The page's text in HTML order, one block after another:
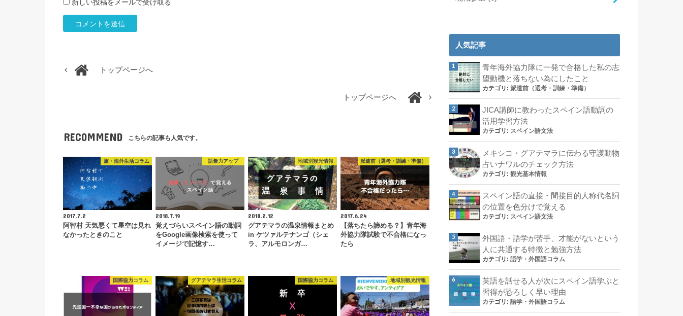
新しい投稿をメールで受け取る
トップページへ
トップページへ
RECOMMEND こちらの記事も人気です。
旅・海外生活コラム
2017.7.2
阿智村 天気悪くて星空は見れ
なかったときのこと
語彙力アップ
2018.7.19
覚えづらいスペイン語の動詞
をGoogle画像検索を使って
イメージで記憶す…
地域別観光情報
2018.2.12
グアテマラの温泉情報まとめ
in ケツァルテナンゴ（シェ
ラ、アルモロンガ…
派遣前（選考・訓練・準備）
2017.6.24
【落ちたら諦める？】青年海
外協力隊試験で不合格になっ
たら
国際協力コラム グアテマラ生活コラム 国際協力コラム 地域別観光情報
人気記事
青年海外協力隊に一発で合格した私の志
望動機と落ちない為にしたこと
カテゴリ: 派遣前（選考・訓練・準備）
JICA講師に教わったスペイン語動詞の
活用学習方法
カテゴリ: スペイン語文法
メキシコ・グアテマラに伝わる守護動物
占いナワルのチェック方法
カテゴリ: 観光基本情報
スペイン語の直接・間接目的人称代名詞
の位置を色分けで覚える
カテゴリ: スペイン語文法
外国語・語学が苦手、才能がないという
人に共通する特徴と勉強方法
カテゴリ: 語学・外国語コラム
英語を話せる人が次にスペイン語学ぶと
習得が恐ろしく早い理由
カテゴリ: 語学・外国語コラム